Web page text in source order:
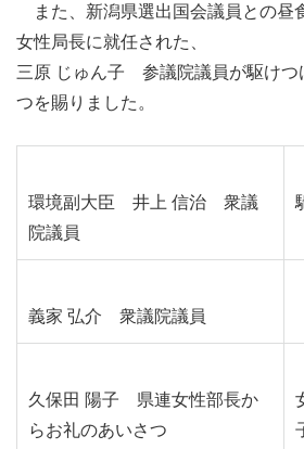
また、新潟県選出国会議員との昼
女性局長に就任された、
三原 じゅん子 参議院議員が駆けつ
つを賜りました。
環境副大臣 井上 信治 衆議
院議員
義家 弘介 衆議院議員
久保田 陽子 県連女性部長か
らお礼のあいさつ